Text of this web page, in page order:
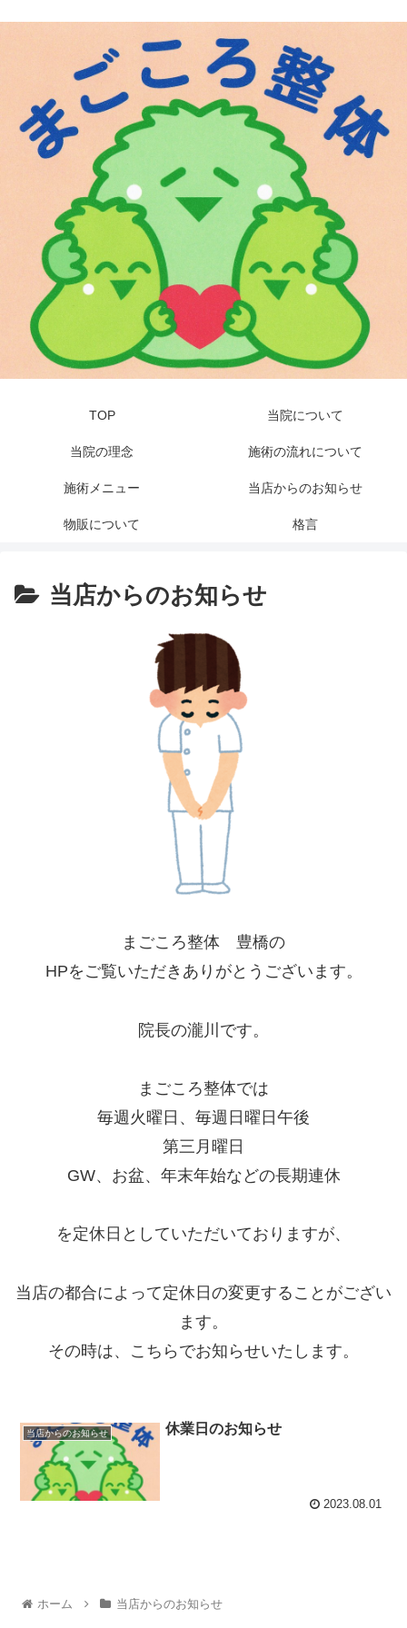
TOP 当院について
当院の理念 施術の流れについて
施術メニュー 当店からのお知らせ
物販について 格言
当店からのお知らせ
まごころ整体 豊橋の
HPをご覧いただきありがとうございます。
院長の瀧川です。
まごころ整体では
毎週火曜日、毎週日曜日午後
第三月曜日
GW、お盆、年末年始などの長期連休
を定休日としていただいておりますが、
当店の都合によって定休日の変更することがござい
ます。
その時は、こちらでお知らせいたします。
当店からのお知らせ 休業日のお知らせ
2023.08.01
ホーム 当店からのお知らせ